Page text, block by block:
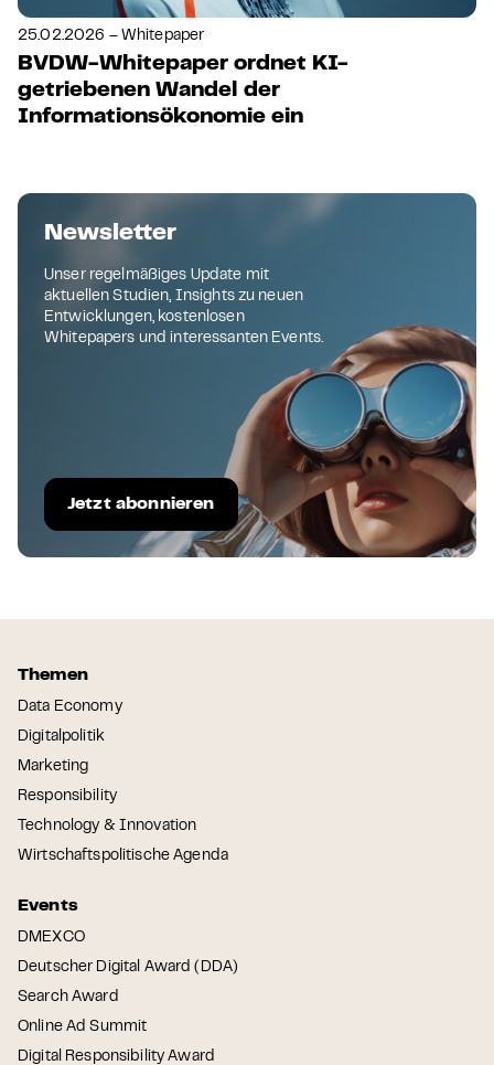
25.02.2026 – Whitepaper
BVDW-Whitepaper ordnet KI-
getriebenen Wandel der
Informationsökonomie ein
Newsletter
Unser regelmäßiges Update mit
aktuellen Studien, Insights zu neuen
Entwicklungen, kostenlosen
Whitepapers und interessanten Events.
Jetzt abonnieren
Themen
Data Economy
Digitalpolitik
Marketing
Responsibility
Technology & Innovation
Wirtschaftspolitische Agenda
Events
DMEXCO
Deutscher Digital Award (DDA)
Search Award
Online Ad Summit
Digital Responsibility Award